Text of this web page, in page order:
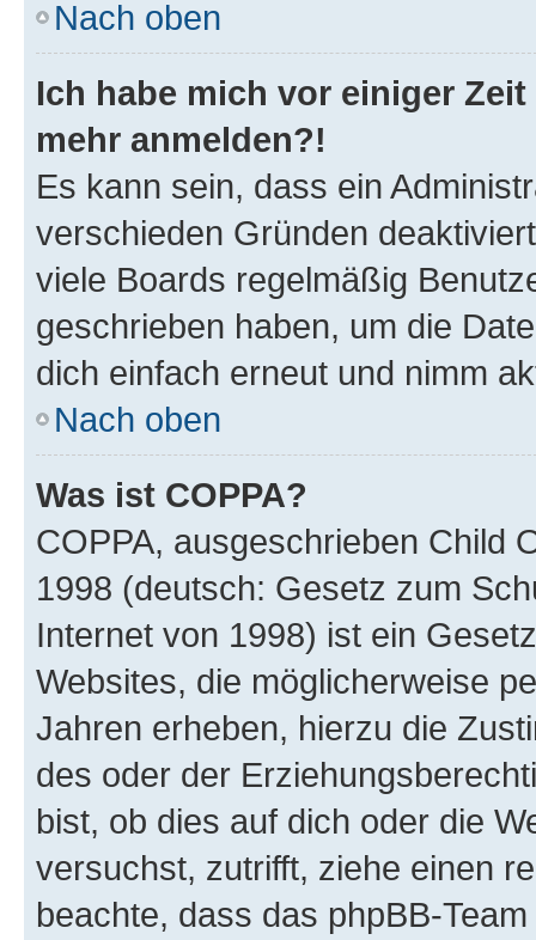
Nach oben
Ich habe mich vor einiger
mehr anmelden?!
Es kann sein, dass ein
verschieden Gründen
viele Boards regelmäßig
geschrieben haben, um die
dich einfach erneut und nimm
Nach oben
Was ist COPPA?
COPPA, ausgeschrieben Child
1998 (deutsch: Gesetz zum
Internet von 1998) ist ein
Websites, die möglicherweise
Jahren erheben, hierzu die
des oder der
bist, ob dies auf dich oder die
versuchst, zutrifft, ziehe einen
beachte, dass das phpBB-